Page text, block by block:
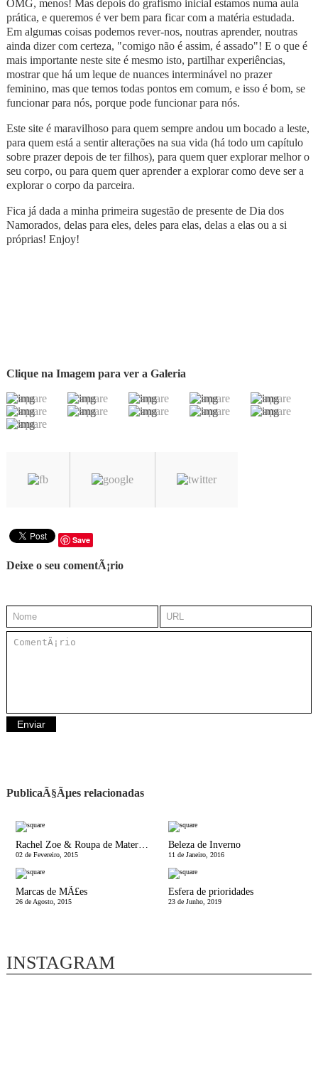
OMG, menos! Mas depois do grafismo inicial estamos numa aula
prática, e queremos é ver bem para ficar com a matéria estudada.
Em algumas coisas podemos rever-nos, noutras aprender, noutras
ainda dizer com certeza, "comigo não é assim, é assado"! E o que é
mais importante neste site é mesmo isto, partilhar experiências,
mostrar que há um leque de nuances interminável no prazer
feminino, mas que temos todas pontos em comum, e isso é bom, se
funcionar para nós, porque pode funcionar para nós.
Este site é maravilhoso para quem sempre andou um bocado a leste,
para quem está a sentir alterações na sua vida (há todo um capítulo
sobre prazer depois de ter filhos), para quem quer explorar melhor o
seu corpo, ou para quem quer aprender a explorar como deve ser a
explorar o corpo da parceira.
Fica já dada a minha primeira sugestão de presente de Dia dos
Namorados, delas para eles, deles para elas, delas a elas ou a si
próprias! Enjoy!
Clique na Imagem para ver a Galeria
Save
Deixe o seu comentÃ¡rio
PublicaÃ§Ãµes relacionadas
Rachel Zoe & Roupa de Maternidade
02 de Fevereiro, 2015
Beleza de Inverno
11 de Janeiro, 2016
Marcas de MÃ£es
26 de Agosto, 2015
Esfera de prioridades
23 de Junho, 2019
INSTAGRAM